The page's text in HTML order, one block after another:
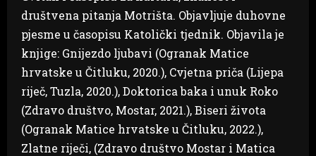
društvena pitanja Motrišta. Objavljuje duhovne
pjesme u časopisu Katolički tjednik. Objavila je
knjige: Gnijezdo ljubavi (Ogranak Matice
hrvatske u Čitluku, 2020.), Cvjetna priča (Lijepa
riječ, Tuzla, 2020.), Doktorica baka i unuk Roko
(Zdravo društvo, Mostar, 2021.), Biseri života
(Ogranak Matice hrvatske u Čitluku, 2022.),
Zlatne riječi, (Zdravo društvo Mostar i Matica